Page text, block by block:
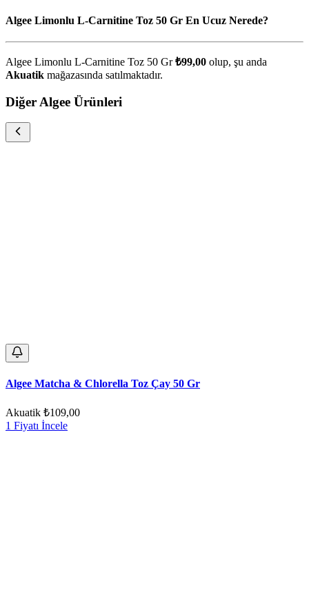
Algee Limonlu L-Carnitine Toz 50 Gr En Ucuz Nerede?
Algee Limonlu L-Carnitine Toz 50 Gr₺99,00 olup, şu anda
Akuatik mağazasında satılmaktadır.
Diğer Algee Ürünleri
Algee Matcha & Chlorella Toz Çay 50 Gr
Akuatik ₺109,00
1 Fiyatı İncele